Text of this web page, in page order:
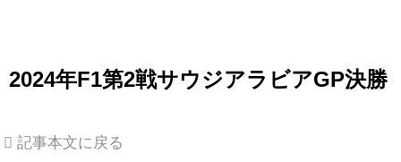
2024年F1第2戦サウジアラビアGP決勝
記事本文に戻る